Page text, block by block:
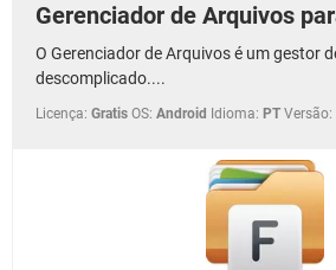
Gerenciador de Arquivos
O Gerenciador de Arquivos é um gestor
descomplicado....
Licença: Gratis OS: Android Idioma: PT Versão: